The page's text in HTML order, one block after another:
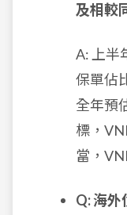
及相較
A: 上半
保單佔
全年預
標，
當，
Q: 海外